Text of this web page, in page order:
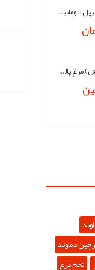
کاسه آبخوری نیپل اتوماتیک...
اسلت (کف پوش) مرغ پالت...
دماوند
تخم مرغ